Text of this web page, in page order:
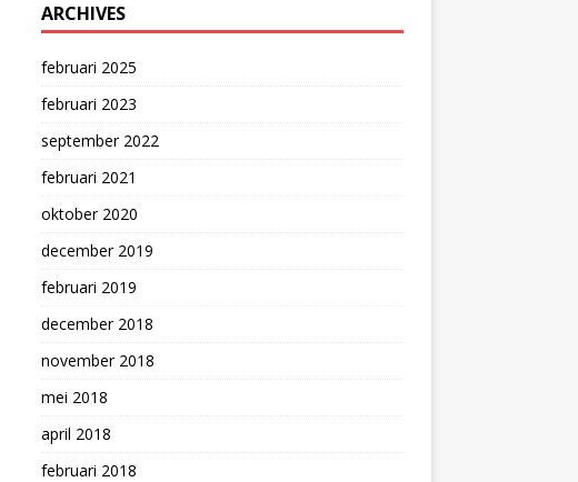
ARCHIVES
februari 2025
februari 2023
september 2022
februari 2021
oktober 2020
december 2019
februari 2019
december 2018
november 2018
mei 2018
april 2018
februari 2018